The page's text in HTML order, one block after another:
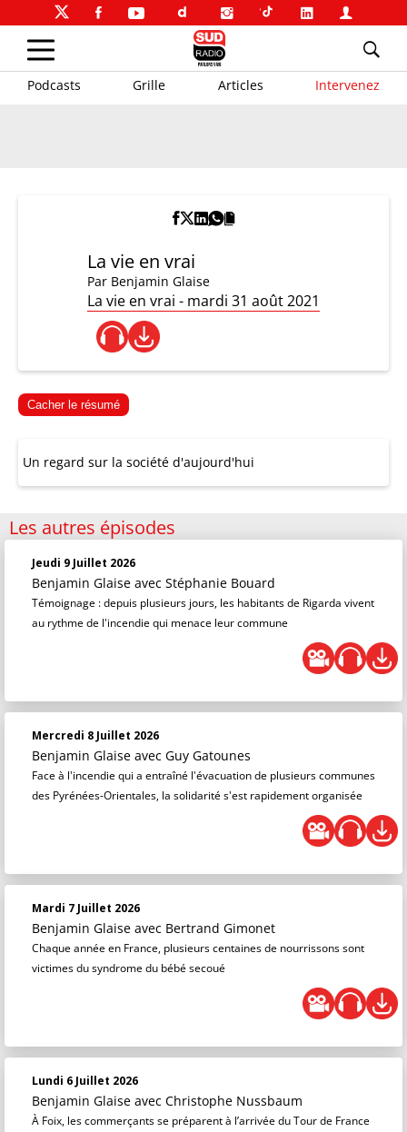
Podcasts Grille Articles Intervenez
La vie en vrai
Par Benjamin Glaise
La vie en vrai - mardi 31 août 2021
Cacher le résumé
Un regard sur la société d'aujourd'hui
Les autres épisodes
Jeudi 9 Juillet 2026
Benjamin Glaise avec Stéphanie Bouard
Témoignage : depuis plusieurs jours, les habitants de Rigarda vivent
au rythme de l'incendie qui menace leur commune
Mercredi 8 Juillet 2026
Benjamin Glaise avec Guy Gatounes
Face à l'incendie qui a entraîné l'évacuation de plusieurs communes
des Pyrénées-Orientales, la solidarité s'est rapidement organisée
Mardi 7 Juillet 2026
Benjamin Glaise avec Bertrand Gimonet
Chaque année en France, plusieurs centaines de nourrissons sont
victimes du syndrome du bébé secoué
Lundi 6 Juillet 2026
Benjamin Glaise avec Christophe Nussbaum
À Foix, les commerçants se préparent à l’arrivée du Tour de France